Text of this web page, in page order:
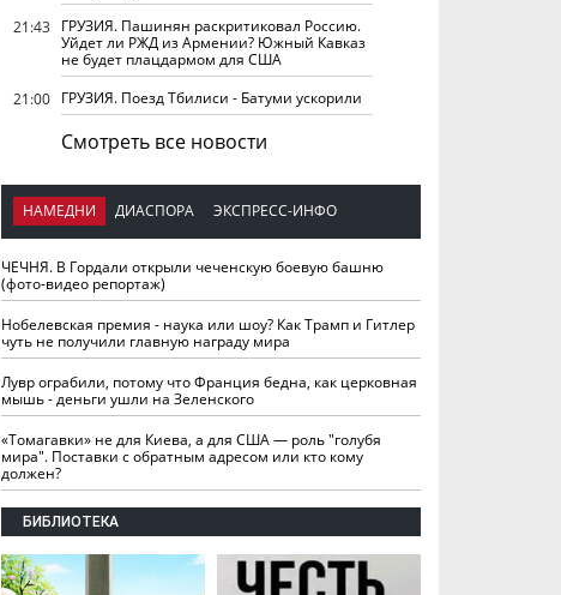
21:43 ГРУЗИЯ. Пашинян раскритиковал Россию.
Уйдет ли РЖД из Армении? Южный Кавказ
не будет плацдармом для США
21:00 ГРУЗИЯ. Поезд Тбилиси - Батуми ускорили
Смотреть все новости
НАМЕДНИ ДИАСПОРА ЭКСПРЕСС-ИНФО
ЧЕЧНЯ. В Гордали открыли чеченскую боевую башню
(фото-видео репортаж)
Нобелевская премия - наука или шоу? Как Трамп и Гитлер
чуть не получили главную награду мира
Лувр ограбили, потому что Франция бедна, как церковная
мышь - деньги ушли на Зеленского
«Томагавки» не для Киева, а для США — роль "голубя
мира". Поставки с обратным адресом или кто кому
должен?
БИБЛИОТЕКА